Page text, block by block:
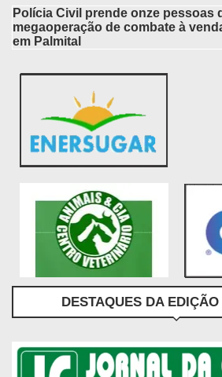
Polícia Civil prende onze pessoas
megaoperação de combate à
em Palmital
DESTAQUES DA